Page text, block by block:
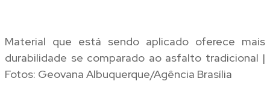
Material que está sendo aplicado oferece mais
durabilidade se comparado ao asfalto tradicional |
Fotos: Geovana Albuquerque/Agência Brasília